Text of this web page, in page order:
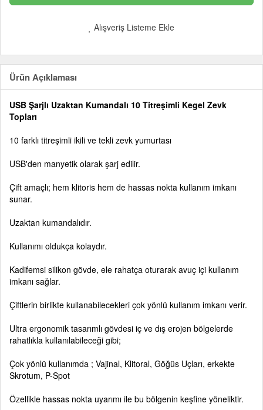
Alışveriş Listeme Ekle
Ürün Açıklaması
USB Şarjlı Uzaktan Kumandalı 10 Titreşimli Kegel Zevk
Topları
10 farklı titreşimli ikili ve tekli zevk yumurtası
USB'den manyetik olarak şarj edilir.
Çift amaçlı; hem klitoris hem de hassas nokta kullanım imkanı
sunar.
Uzaktan kumandalıdır.
Kullanımı oldukça kolaydır.
Kadifemsi silikon gövde, ele rahatça oturarak avuç içi kullanım
imkanı sağlar.
Çiftlerin birlikte kullanabilecekleri çok yönlü kullanım imkanı verir.
Ultra ergonomik tasarımlı gövdesi iç ve dış erojen bölgelerde
rahatlıkla kullanılabileceği gibi;
Çok yönlü kullanımda ; Vajinal, Klitoral, Göğüs Uçları, erkekte
Skrotum, P-Spot
Özellikle hassas nokta uyarımı ile bu bölgenin keşfine yöneliktir.